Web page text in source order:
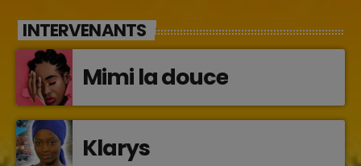
INTERVENANTS
Mimi la douce
Klarys